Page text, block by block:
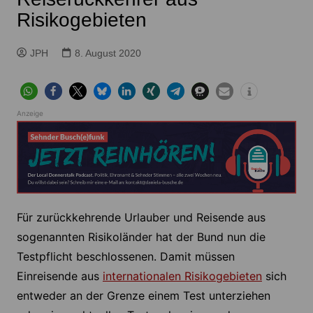
Risikogebieten
JPH 8. August 2020
Anzeige
Für zurückkehrende Urlauber und Reisende aus
sogenannten Risikoländer hat der Bund nun die
Testpflicht beschlossenen. Damit müssen
Einreisende aus internationalen Risikogebieten sich
entweder an der Grenze einem Test unterziehen